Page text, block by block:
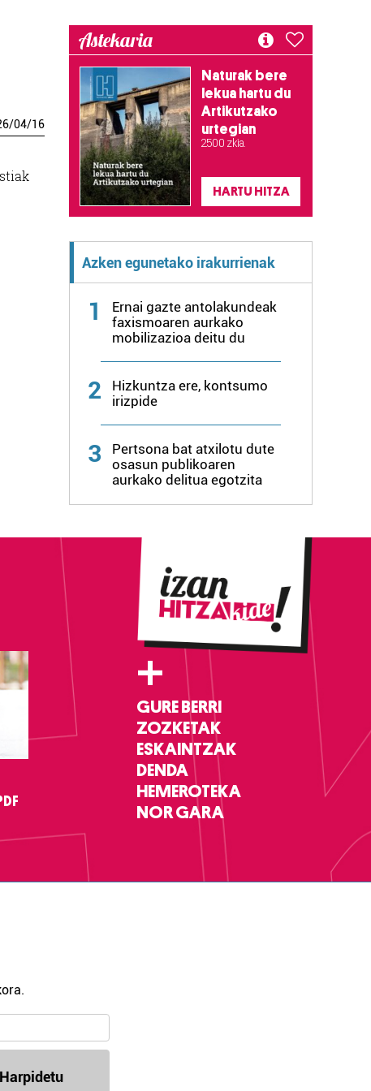
/04/16
Astekaria
Naturak bere
lekua hartu du
Artikutzako
urtegian
2.500 zkia.
HARTU HITZA
Azken egunetako irakurrienak
1
Ernai gazte antolakundeak
faxismoaren aurkako
mobilizazioa deitu du
2
Hizkuntza ere, kontsumo
irizpide
3
Pertsona bat atxilotu dute
osasun publikoaren
aurkako delitua egotzita
+
GURE BERRI
ZOZKETAK
ESKAINTZAK
DENDA
HEMEROTEKA
NOR GARA
Harpidetu